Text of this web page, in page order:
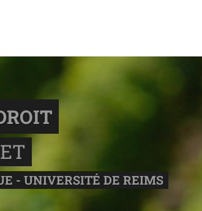
- UNIVERSITÉ DE REIMS